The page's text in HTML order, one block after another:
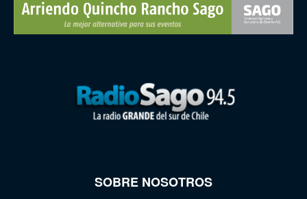
SOBRE NOSOTROS